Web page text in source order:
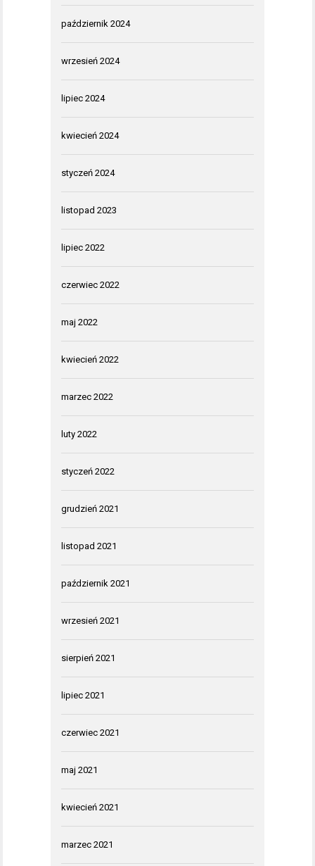
październik 2024
wrzesień 2024
lipiec 2024
kwiecień 2024
styczeń 2024
listopad 2023
lipiec 2022
czerwiec 2022
maj 2022
kwiecień 2022
marzec 2022
luty 2022
styczeń 2022
grudzień 2021
listopad 2021
październik 2021
wrzesień 2021
sierpień 2021
lipiec 2021
czerwiec 2021
maj 2021
kwiecień 2021
marzec 2021